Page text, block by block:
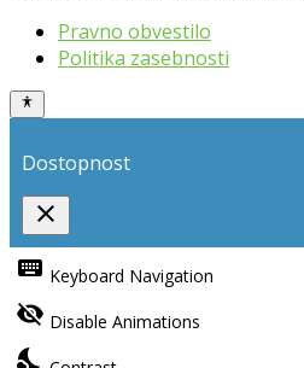
Pravno obvestilo
Politika zasebnosti
Dostopnost
close
Toggle
visibility
Accessibility
keyboard Keyboard Navigation
visibility_off Disable Animations
nights_stay